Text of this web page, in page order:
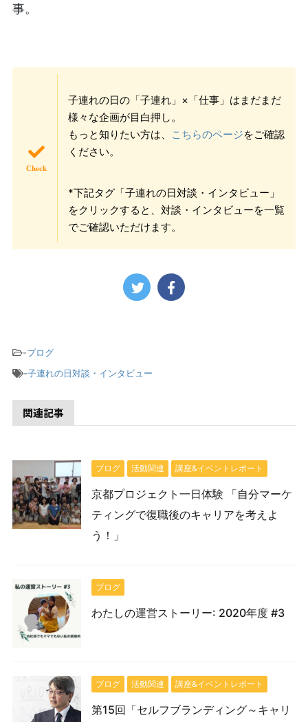
事。
子連れの日の「子連れ」×「仕事」はまだまだ
様々な企画が目白押し。
もっと知りたい方は、
こちらのページをご確認
ください。
*下記タグ「子連れの日対談・インタビュー」
をクリックすると、対談・インタビューを一覧
でご確認いただけます。
-ブログ
-子連れの日対談・インタビュー
関連記事
ブログ 活動関連 講座&イベントレポート
京都プロジェクト一日体験 「自分マーケ
ティングで復職後のキャリアを考えよ
う！」
ブログ
わたしの運営ストーリー: 2020年度 #3
ブログ 活動関連 講座&イベントレポート
第15回「セルフブランディング～キャリ